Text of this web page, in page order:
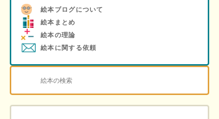
絵本ブログについて
絵本まとめ
絵本の理論
絵本に関する依頼